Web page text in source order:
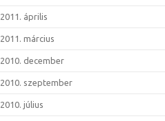
2011. április
2011. március
2010. december
2010. szeptember
2010. július